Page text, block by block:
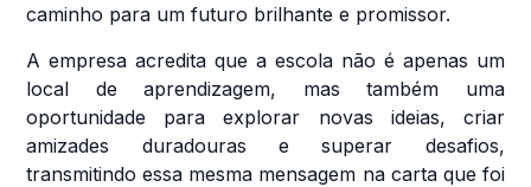
caminho para um futuro brilhante e promissor.
A empresa acredita que a escola não é apenas um
local de aprendizagem, mas também uma
oportunidade para explorar novas ideias, criar
amizades duradouras e superar desafios,
transmitindo essa mesma mensagem na carta que foi